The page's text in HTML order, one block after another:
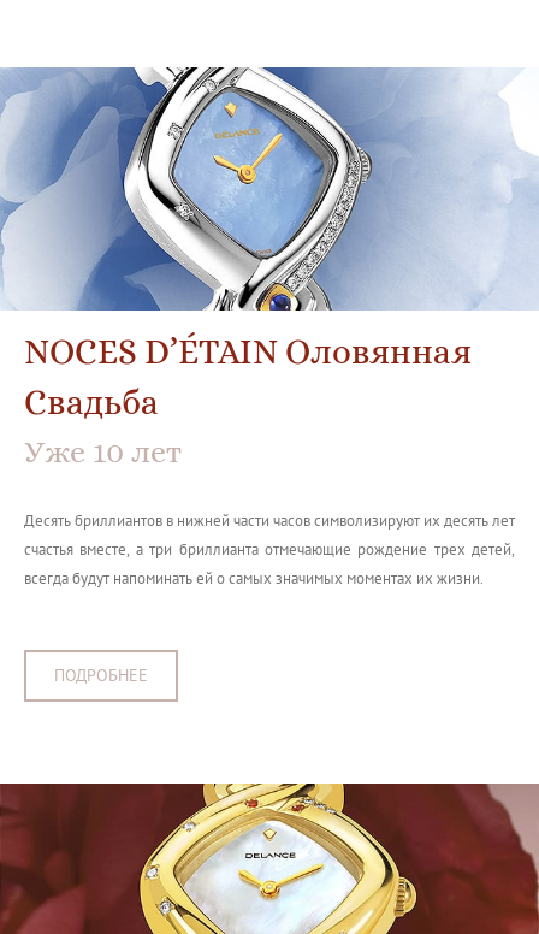
NOCES D’ÉTAIN Оловянная
Свадьба
Уже 10 лет
Десять бриллиантов в нижней части часов символизируют их десять лет
счастья вместе, а три бриллианта отмечающие рождение трех детей,
всегда будут напоминать ей о самых значимых моментах их жизни.
ПОДРОБНЕЕ